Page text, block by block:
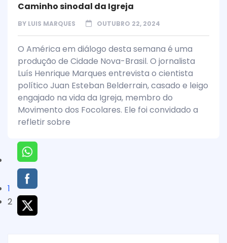
Caminho sinodal da Igreja
BY LUIS MARQUES OUTUBRO 22, 2024
O América em diálogo desta semana é uma
produção de Cidade Nova-Brasil. O jornalista
Luís Henrique Marques entrevista o cientista
político Juan Esteban Belderrain, casado e leigo
engajado na vida da Igreja, membro do
Movimento dos Focolares. Ele foi convidado a
refletir sobre
1
2